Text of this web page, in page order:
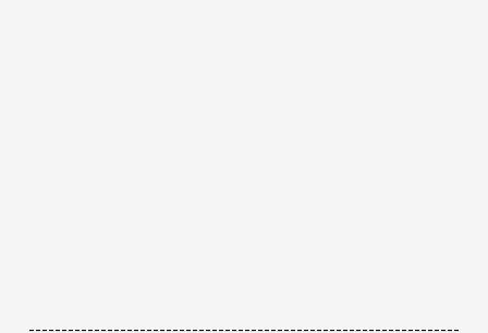
------------------------------------------------------------------